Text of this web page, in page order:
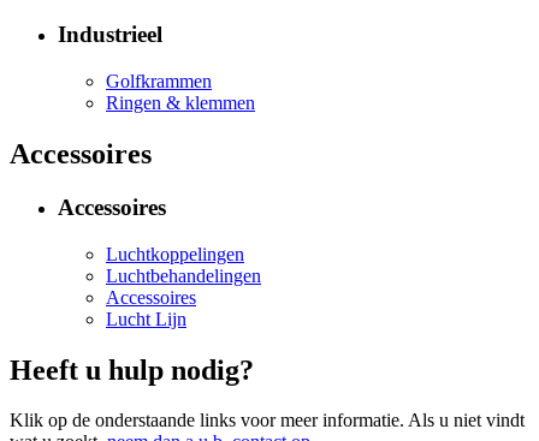
Industrieel
Golfkrammen
Ringen & klemmen
Accessoires
Accessoires
Luchtkoppelingen
Luchtbehandelingen
Accessoires
Lucht Lijn
Heeft u hulp nodig?
Klik op de onderstaande links voor meer informatie. Als u niet vindt